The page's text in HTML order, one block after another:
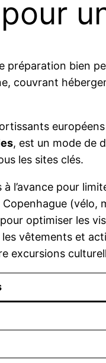
préparation bien
couvrant
, est un mode de
les sites clés.
l’avance pour
(vélo,
optimiser les
vêtements et
excursions